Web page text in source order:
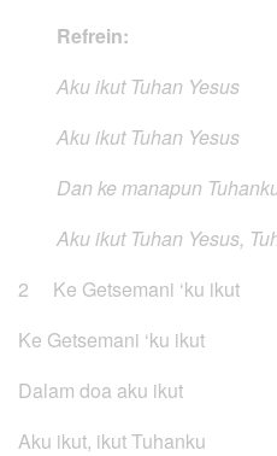
Refrein:
Aku ikut Tuhan Yesus
Aku ikut Tuhan Yesus
Dan ke manapun
Aku ikut Tuhan Yesus,
2 Ke Getsemani ‘ku ikut
Ke Getsemani ‘ku ikut
Dalam doa aku ikut
Aku ikut, ikut Tuhanku